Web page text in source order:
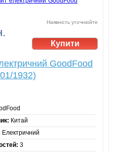
Наявність уточнюйте
GoodFood
1932)
Китай
Електричний
3